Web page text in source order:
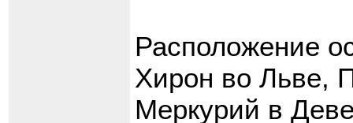
Расположение
Хирон во Льве,
Меркурий в